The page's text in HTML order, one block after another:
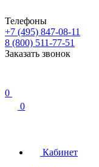
Телефоны
+7 (495) 847-08-11
8 (800) 511-77-51
Заказать звонок
0
0
Кабинет